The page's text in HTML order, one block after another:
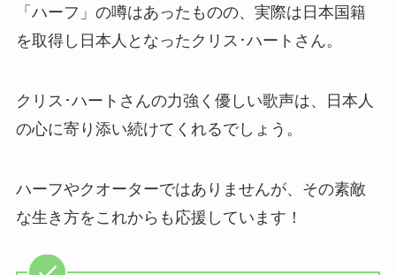
「ハーフ」の噂はあったものの、実際は日本国籍
を取得し日本人となったクリス･ハートさん。
クリス･ハートさんの力強く優しい歌声は、日本人
の心に寄り添い続けてくれるでしょう。
ハーフやクオーターではありませんが、その素敵
な生き方をこれからも応援しています！